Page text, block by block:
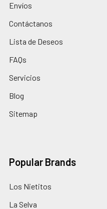
Envíos
Contáctanos
Lista de Deseos
FAQs
Servicios
Blog
Sitemap
Popular Brands
Los Nietitos
La Selva